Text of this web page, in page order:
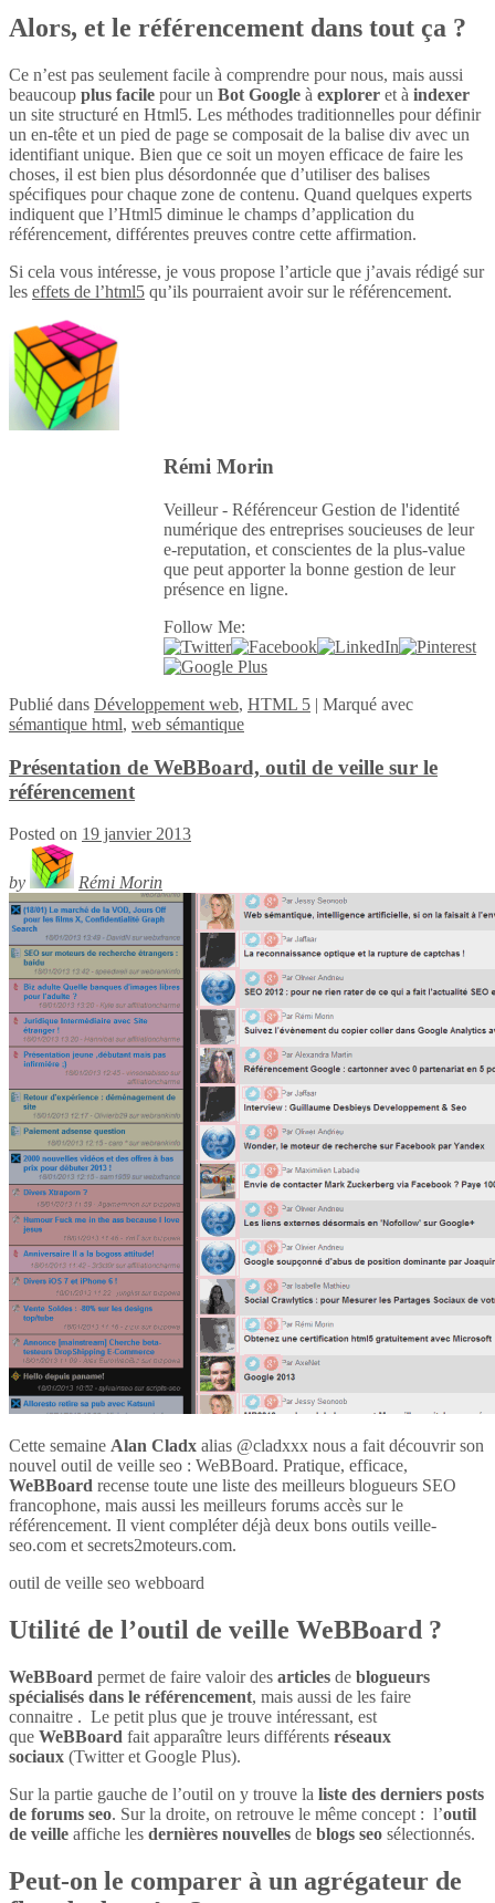
Alors, et le référencement dans tout ça ?
Ce n’est pas seulement facile à comprendre pour nous, mais aussi
beaucoup plus facile pour un Bot Google à explorer et à indexer
un site structuré en Html5. Les méthodes traditionnelles pour définir
un en-tête et un pied de page se composait de la balise div avec un
identifiant unique. Bien que ce soit un moyen efficace de faire les
choses, il est bien plus désordonnée que d’utiliser des balises
spécifiques pour chaque zone de contenu. Quand quelques experts
indiquent que l’Html5 diminue le champs d’application du
référencement, différentes preuves contre cette affirmation.
Si cela vous intéresse, je vous propose l’article que j’avais rédigé sur
les effets de l’html5 qu’ils pourraient avoir sur le référencement.
Rémi Morin
Veilleur - Référenceur Gestion de l'identité
numérique des entreprises soucieuses de leur
e-reputation, et conscientes de la plus-value
que peut apporter la bonne gestion de leur
présence en ligne.
Follow Me:
Publié dans Développement web, HTML 5 | Marqué avec
sémantique html, web sémantique
Présentation de WeBBoard, outil de veille sur le
référencement
Posted on 19 janvier 2013
by Rémi Morin
Cette semaine Alan Cladx alias @cladxxx nous a fait découvrir son
nouvel outil de veille seo : WeBBoard. Pratique, efficace,
WeBBoard recense toute une liste des meilleurs blogueurs SEO
francophone, mais aussi les meilleurs forums accès sur le
référencement. Il vient compléter déjà deux bons outils veille-
seo.com et secrets2moteurs.com.
outil de veille seo webboard
Utilité de l’outil de veille WeBBoard ?
WeBBoard permet de faire valoir des articles de blogueurs
spécialisés dans le référencement, mais aussi de les faire
connaitre . Le petit plus que je trouve intéressant, est
que WeBBoard fait apparaître leurs différents réseaux
sociaux (Twitter et Google Plus).
Sur la partie gauche de l’outil on y trouve la liste des derniers posts
de forums seo. Sur la droite, on retrouve le même concept : l’outil
de veille affiche les dernières nouvelles de blogs seo sélectionnés.
Peut-on le comparer à un agrégateur de